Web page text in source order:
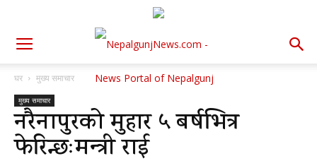
घर मुख्य समाचार
मुख्य समाचार
नरैनापुरको मुहार ५ बर्षभित्र
फेरिन्छःमन्त्री राई